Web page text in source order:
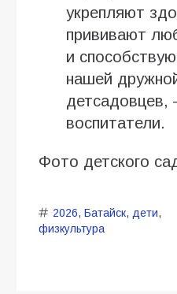
укрепляют
прививают
и
нашей
воспитатели.
Фото детского
2026, Батайск, дети,
физкультура